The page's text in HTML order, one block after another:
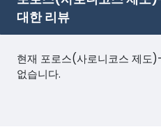
대한 리뷰
현재 포로스(사로니코스 제도
없습니다.